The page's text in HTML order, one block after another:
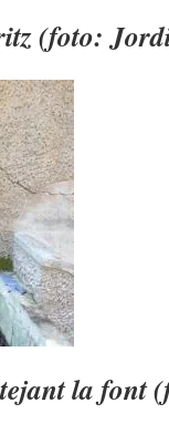
(foto:
la font